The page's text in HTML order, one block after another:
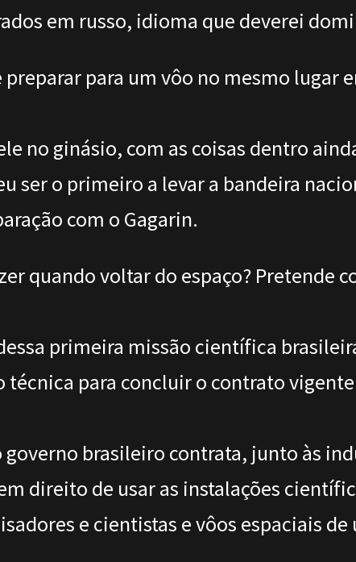
em russo, idioma que deverei
preparar para um vôo no mesmo lugar
no ginásio, com as coisas dentro
ser o primeiro a levar a bandeira
com o Gagarin.
quando voltar do espaço? Pretende
primeira missão científica
para concluir o contrato
governo brasileiro contrata, junto às
direito de usar as instalações
e cientistas e vôos espaciais